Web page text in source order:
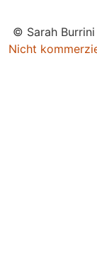
© Sarah
Nicht